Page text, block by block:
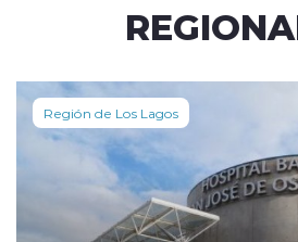
Región de Los Lagos